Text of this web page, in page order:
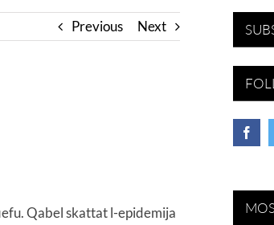
Previous Next
Qabel skattat l-epidemija